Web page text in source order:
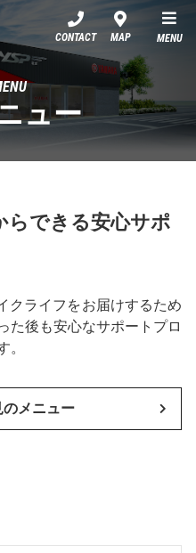
阪鶴見
CONTACT MAP MENU
ュー
らできる安心サポ
クライフをお届けするため
た後も安心なサポートプロ
。
メニュー